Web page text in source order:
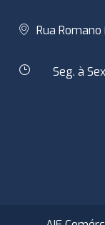
Rua
Seg. à